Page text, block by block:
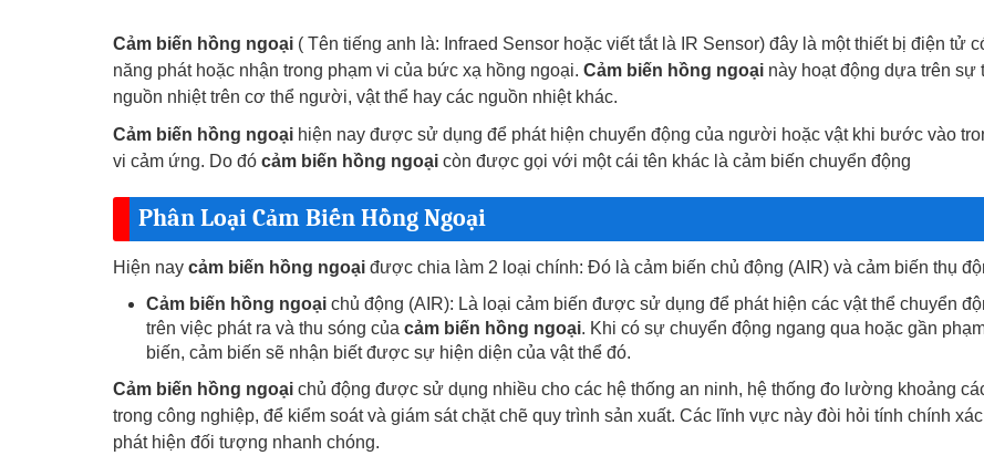
Cảm biến hồng ngoại ( Tên tiếng anh là: Infraed Sensor hoặc viết tắt là IR Sensor) đây là một thiết bị điện tử
năng phát hoặc nhận trong phạm vi của bức xạ hồng ngoại. Cảm biến hồng ngoại này hoạt động dựa trên sự
nguồn nhiệt trên cơ thể người, vật thể hay các nguồn nhiệt khác.
Cảm biến hồng ngoại hiện nay được sử dụng để phát hiện chuyển động của người hoặc vật khi bước vào
vi cảm ứng. Do đó cảm biến hồng ngoại còn được gọi với một cái tên khác là cảm biến chuyển động
Phân Loại Cảm Biến Hồng Ngoại
Hiện nay cảm biến hồng ngoại được chia làm 2 loại chính: Đó là cảm biến chủ động (AIR) và cảm biến thụ
Cảm biến hồng ngoại chủ động (AIR): Là loại cảm biến được sử dụng để phát hiện các vật thể chuyển
trên việc phát ra và thu sóng của cảm biến hồng ngoại. Khi có sự chuyển động ngang qua hoặc gần
biến, cảm biến sẽ nhận biết được sự hiện diện của vật thể đó.
Cảm biến hồng ngoại chủ động được sử dụng nhiều cho các hệ thống an ninh, hệ thống đo lường khoảng
trong công nghiệp, để kiểm soát và giám sát chặt chẽ quy trình sản xuất. Các lĩnh vực này đòi hỏi tính chính
phát hiện đối tượng nhanh chóng.